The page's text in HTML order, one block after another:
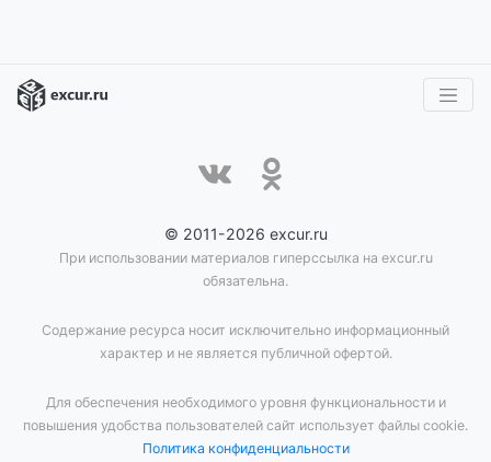
© 2011-2026 excur.ru
При использовании материалов гиперссылка на excur.ru
обязательна.
Содержание ресурса носит исключительно информационный
характер и не является публичной офертой.
Для обеспечения необходимого уровня функциональности и
повышения удобства пользователей сайт использует файлы cookie.
Политика конфиденциальности